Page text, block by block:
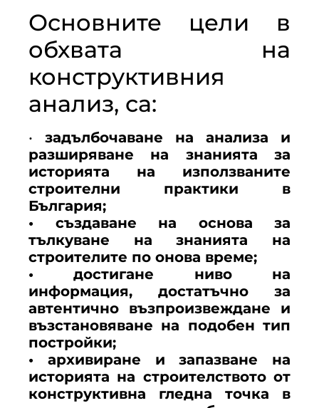
Основните цели в
обхвата на
конструктивния
анализ, са:
• задълбочаване на анализа и
разширяване на знанията за
историята на използваните
строителни практики в
България;
• създаване на основа за
тълкуване на знанията на
строителите по онова време;
• достигане ниво на
информация, достатъчно за
автентично възпроизвеждане и
възстановяване на подобен тип
постройки;
• архивиране и запазване на
историята на строителството от
конструктивна гледна точка в